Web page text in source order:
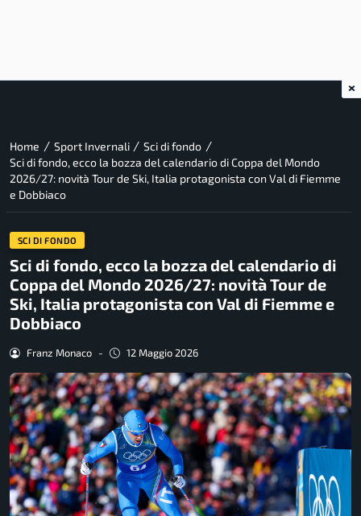
Home / Sport Invernali / Sci di fondo /
Sci di fondo, ecco la bozza del calendario di Coppa del Mondo
2026/27: novità Tour de Ski, Italia protagonista con Val di Fiemme
e Dobbiaco
SCI DI FONDO
Sci di fondo, ecco la bozza del calendario di
Coppa del Mondo 2026/27: novità Tour de
Ski, Italia protagonista con Val di Fiemme e
Dobbiaco
Franz Monaco - 12 Maggio 2026
×